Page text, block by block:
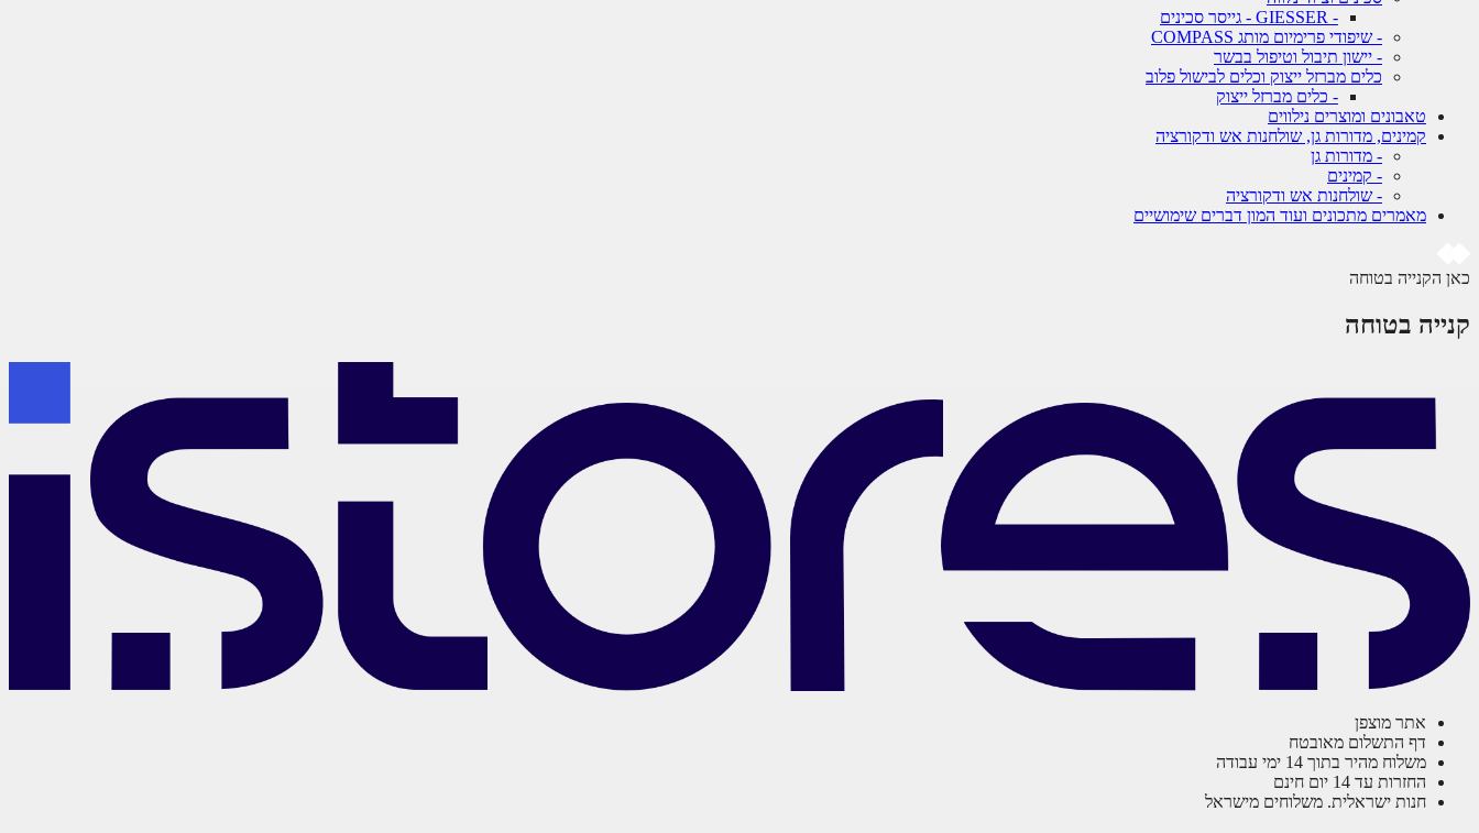
- GIESSER - גייסר סכינים
- שיפודי פרימיום מותג COMPASS
- יישון תיבול וטיפול בבשר
כלים מברזל ייצוק וכלים לבישול פלוב
- כלים מברזל ייצוק
טאבונים ומוצרים נילווים
קמינים, מדורות גן, שולחנות אש ודקורציה
- מדורות גן
- קמינים
- שולחנות אש ודקורציה
מאמרים מתכונים ועוד המון דברים שימושיים
כאן הקנייה בטוחה
קנייה בטוחה
אתר מוצפן
דף התשלום מאובטח
משלוח מהיר בתוך 14 ימי עבודה
החזרות עד 14 יום חינם
חנות ישראלית. משלוחים מישראל